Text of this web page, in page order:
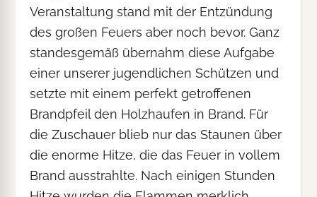
Veranstaltung stand mit der Entzündung
des großen Feuers aber noch bevor. Ganz
standesgemäß übernahm diese Aufgabe
einer unserer jugendlichen Schützen und
setzte mit einem perfekt getroffenen
Brandpfeil den Holzhaufen in Brand. Für
die Zuschauer blieb nur das Staunen über
die enorme Hitze, die das Feuer in vollem
Brand ausstrahlte. Nach einigen Stunden